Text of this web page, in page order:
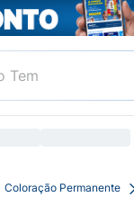
Coloração Permanente